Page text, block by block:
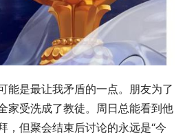
能是最让我矛盾的一点。朋友为了
家受洗成了教徒。周日总能看到他
，但聚会结束后讨论的永远是“今